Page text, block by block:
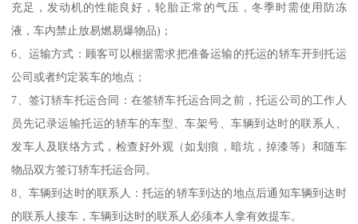
充足，发动机的性能良好，轮胎正常的气压，冬季时需使用防冻
液，车内禁止放易燃易爆物品)；
6、运输方式：顾客可以根据需求把准备运输的托运的轿车开到托运
公司或者约定装车的地点；
7、签订轿车托运合同：在签轿车托运合同之前，托运公司的工作人
员先记录运输托运的轿车的车型、车架号、车辆到达时的联系人、
发车人及联络方式，检查好外观（如划痕，暗坑，掉漆等）和随车
物品双方签订轿车托运合同。
8、车辆到达时的联系人：托运的轿车到达的地点后通知车辆到达时
的联系人接车，车辆到达时的联系人必须本人拿有效提车。